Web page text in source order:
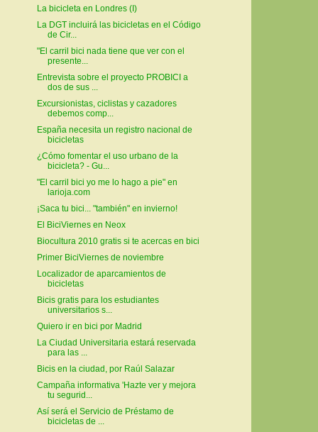
La bicicleta en Londres (I)
La DGT incluirá las bicicletas en el Código
de Cir...
"El carril bici nada tiene que ver con el
presente...
Entrevista sobre el proyecto PROBICI a
dos de sus ...
Excursionistas, ciclistas y cazadores
debemos comp...
España necesita un registro nacional de
bicicletas
¿Cómo fomentar el uso urbano de la
bicicleta? - Gu...
"El carril bici yo me lo hago a pie" en
larioja.com
¡Saca tu bici... "también" en invierno!
El BiciViernes en Neox
Biocultura 2010 gratis si te acercas en bici
Primer BiciViernes de noviembre
Localizador de aparcamientos de
bicicletas
Bicis gratis para los estudiantes
universitarios s...
Quiero ir en bici por Madrid
La Ciudad Universitaria estará reservada
para las ...
Bicis en la ciudad, por Raúl Salazar
Campaña informativa 'Hazte ver y mejora
tu segurid...
Así será el Servicio de Préstamo de
bicicletas de ...